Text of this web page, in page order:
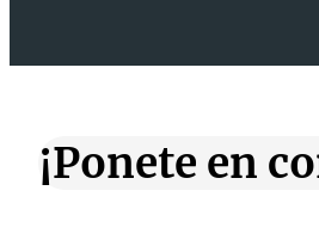
¡Ponete en